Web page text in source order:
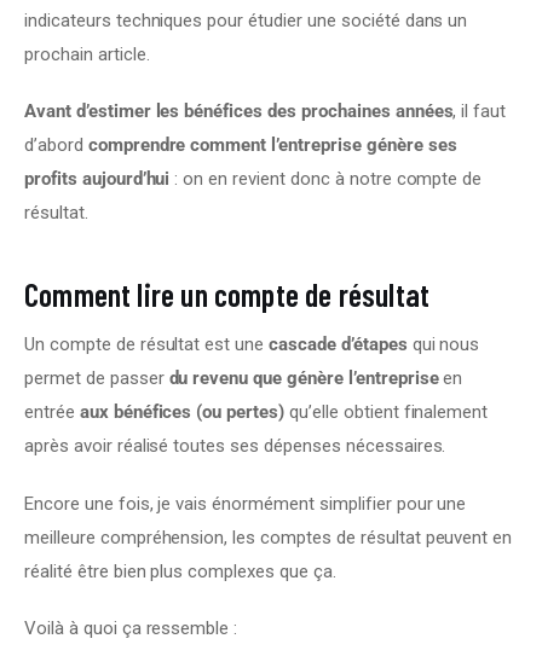
indicateurs techniques pour étudier une société dans un
prochain article.
Avant d’estimer les bénéfices des prochaines années, il faut
d’abord comprendre comment l’entreprise génère ses
profits aujourd’hui : on en revient donc à notre compte de
résultat.
Comment lire un compte de résultat
Un compte de résultat est une cascade d’étapes qui nous
permet de passer du revenu que génère l’entreprise en
entrée aux bénéfices (ou pertes) qu’elle obtient finalement
après avoir réalisé toutes ses dépenses nécessaires.
Encore une fois, je vais énormément simplifier pour une
meilleure compréhension, les comptes de résultat peuvent en
réalité être bien plus complexes que ça.
Voilà à quoi ça ressemble :